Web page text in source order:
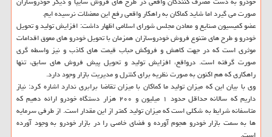
صورت می گیرد اما شاید كماكان به راهكار واقعی رفع این معضلات نرسیده ایم.
عضو كمیسیون صنایع و معادن مجلس شورای اسلامی اظهار داشت: افزایش تولید و تحویل
خودرو و طرح های متنوع فروش خودروسازان همزمان با تحویل خودرو های معوق اقدامات
موثری است كه در جهت كاهش و فروكش حباب قیمت های كاذب و نیز واسطه گری
صورت گرفته است. درواقع، افزایش تولید و تحویل پیش فروش های سابق، تنها
راهكاری كه هم اكنون به صورت نظریه برای كنترل و مدیریت بازار وجود دارد.
وی با بیان این كه میزان تولید ما كماكان با میزان تقاضا برابری ندارد اشاره كرد: نیاز
داریم كه سالانه حداقل حدود ۱ میلیون و ۲۰۰ هزار دستگاه خودرو ارائه دهیم كه
متاسفانه شرایط به شكلی است كه میزان تولید كمتر از این مقدار است. از طرفی سرمایه
ها به سمت بازار خودرو هجوم آورده و فضای خاصی را در بازار خودرو به وجود آورده